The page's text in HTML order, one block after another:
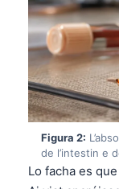
Figura 2:
de l’intestin e
Lo facha es